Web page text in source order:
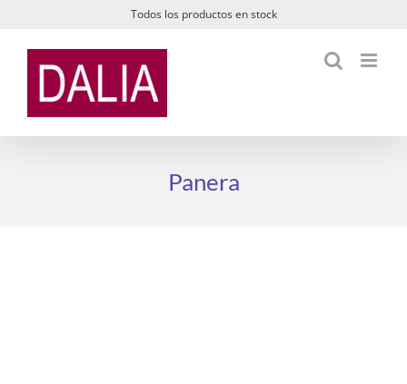
contenido
Todos los productos en stock
Panera